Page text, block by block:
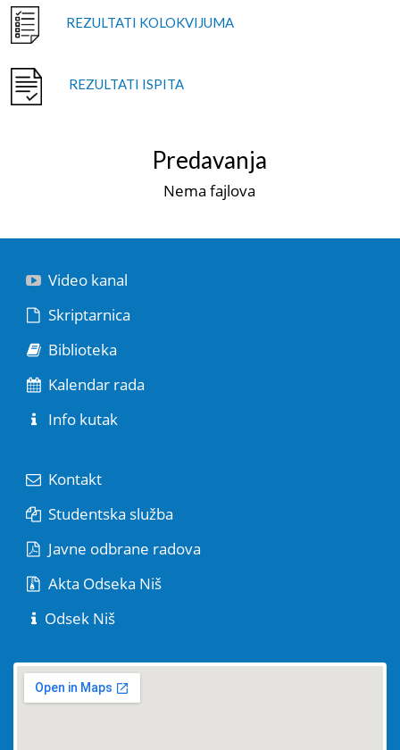
REZULTATI KOLOKVIJUMA
REZULTATI ISPITA
Predavanja
Nema fajlova
Video kanal
Skriptarnica
Biblioteka
Kalendar rada
Info kutak
Kontakt
Studentska služba
Javne odbrane radova
Akta Odseka Niš
Odsek Niš